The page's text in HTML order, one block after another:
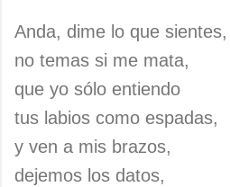
Anda, dime lo que sientes,
no temas si me mata,
que yo sólo entiendo
tus labios como espadas,
y ven a mis brazos,
dejemos los datos,